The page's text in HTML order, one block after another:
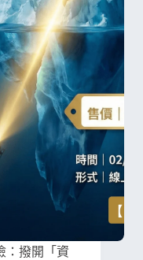
：撥開「資